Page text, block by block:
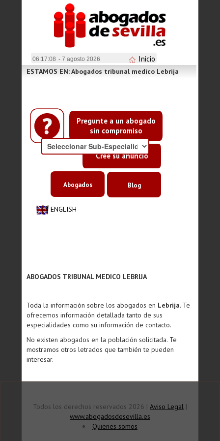
06:17:08 - 7 agosto 2026 Inicio
Pregunte a un abogado
sin compromiso
Cree su anuncio
ESTAMOS EN: Abogados tribunal medico Lebrija
ENGLISH
Abogados Blog
ABOGADOS TRIBUNAL MEDICO LEBRIJA
Toda la información sobre los abogados en Lebrija. Te
ofrecemos información detallada tanto de sus
especialidades como su información de contacto.
No existen abogados en la población solicitada. Te
mostramos otros letrados que también te pueden
interesar.
Todos los derechos reservados 2026 | Aviso Legal |
www.abogadosdesevilla.es
Quienes somos